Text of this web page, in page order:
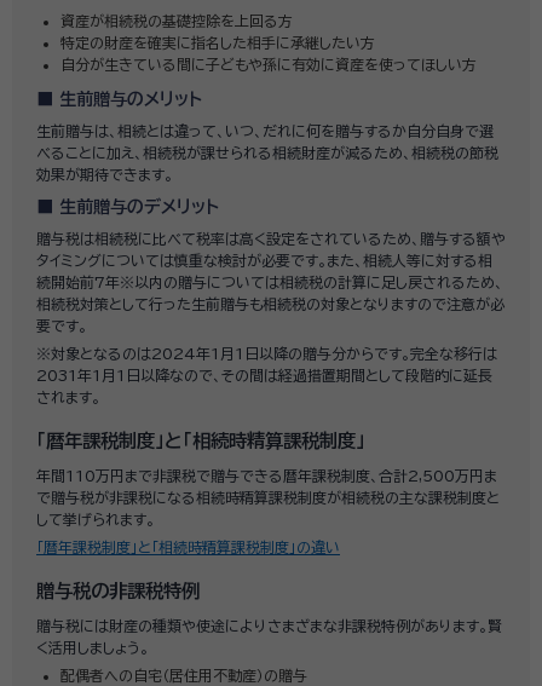
資産が相続税の基礎控除を上回る方
特定の財産を確実に指名した相手に承継したい方
自分が生きている間に子どもや孫に有効に資産を使ってほしい方
生前贈与のメリット
生前贈与は、相続とは違って、いつ、だれに何を贈与するか自分自身で選
べることに加え、相続税が課せられる相続財産が減るため、相続税の節税
効果が期待できます。
生前贈与のデメリット
贈与税は相続税に比べて税率は高く設定をされているため、贈与する額や
タイミングについては慎重な検討が必要です。また、相続人等に対する相
続開始前7年※以内の贈与については相続税の計算に足し戻されるため、
相続税対策として行った生前贈与も相続税の対象となりますので注意が必
要です。
※対象となるのは2024年1月1日以降の贈与分からです。完全な移行は
2031年1月1日以降なので、その間は経過措置期間として段階的に延長
されます。
「暦年課税制度」と「相続時精算課税制度」
年間110万円まで非課税で贈与できる暦年課税制度、合計2,500万円ま
で贈与税が非課税になる相続時精算課税制度が相続税の主な課税制度と
して挙げられます。
「暦年課税制度」と「相続時精算課税制度」の違い
贈与税の非課税特例
贈与税には財産の種類や使途によりさまざまな非課税特例があります。賢
く活用しましょう。
配偶者への自宅（居住用不動産）の贈与